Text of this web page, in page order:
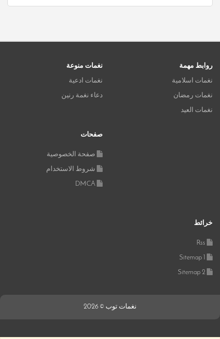
روابط مهمة
نغمات اسلامية
نغمات رمضان
نغمات العيد
نغمات منوعة
نغمات ادعية
دعاء نغمة رنين
صفحات
صفحة الخصوصية
شروط الاستخدام
DMCA
خرائط
Rss
Sitemap 1
Sitemap 2
نغمات توب © 2026